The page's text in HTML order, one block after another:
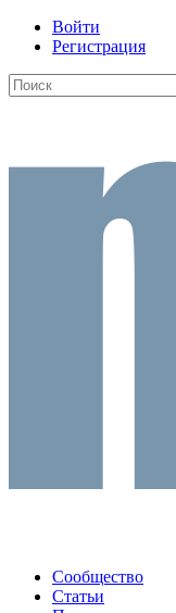
Войти
Регистрация
Сообщество
Статьи